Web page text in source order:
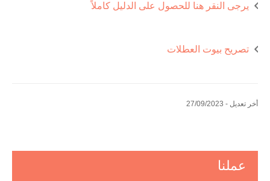
يرجى النقر هنا للحصول على الدليل كاملاً
تصريح بيوت العطلات
أخر تعديل - 27/09/2023
عملنا